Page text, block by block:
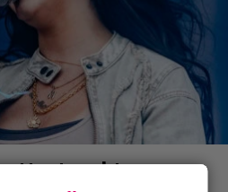
-tapahtuma